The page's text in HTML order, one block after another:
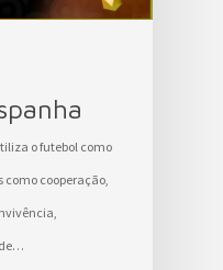
o futebol como
cooperação,